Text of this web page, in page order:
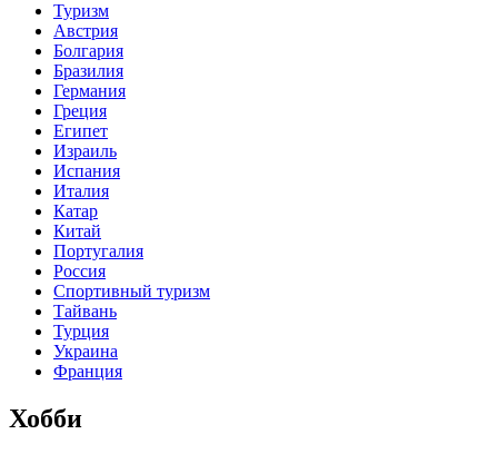
Туризм
Австрия
Болгария
Бразилия
Германия
Греция
Египет
Израиль
Испания
Италия
Катар
Китай
Португалия
Россия
Спортивный туризм
Тайвань
Турция
Украина
Франция
Хобби